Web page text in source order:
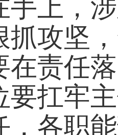
手上，
抓攻坚
在责任
要扛牢
，各职